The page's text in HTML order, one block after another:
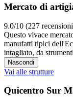
Mercato di
9.0/10 (227
Questo vivace
manufatti tipici
intagliato, da
Nascondi
Vai alle strutture
Quicentro Sur